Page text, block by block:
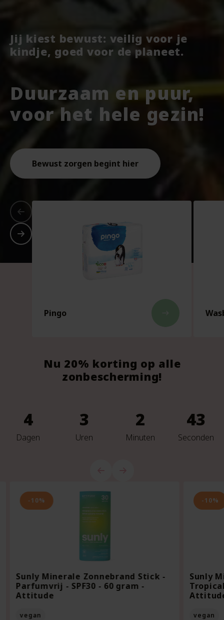
Jij kiest bewust: veilig voor je
kindje, goed voor de planeet.
Duurzaam en puur,
voor het hele gezin!
Bewust zorgen begint hier
Pingo
Nu 20% korting op alle
zonbescherming!
4
Dagen
3
Uren
2
Minuten
41
Seconden
-10%
Sunly Minerale Zonnebrand Stick -
Parfumvrij - SPF30 - 60 gram -
Attitude
vegan
-10%
Sunly
vegan